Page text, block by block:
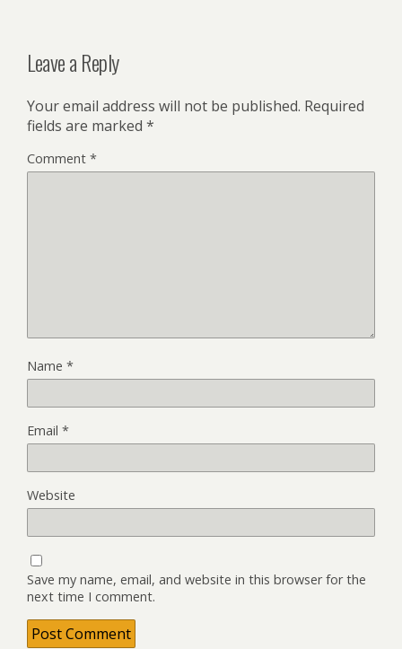
Leave a Reply
Your email address will not be published. Required
fields are marked *
Comment *
Name *
Email *
Website
Save my name, email, and website in this browser for the
next time I comment.